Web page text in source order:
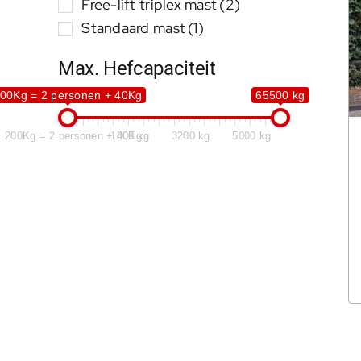
Free-lift triplex mast(2)
Standaard mast(1)
Max. Hefcapaciteit
= 2 personen + 40Kg 65500 kg
200Kg = 2 personen + 40Kg
1800 kg 3200 kg 5000 kg